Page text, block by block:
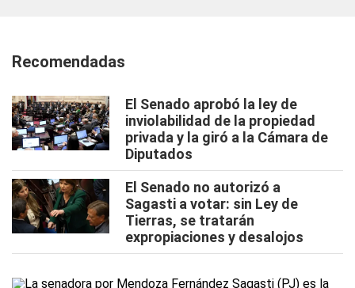
Recomendadas
El Senado aprobó la ley de
inviolabilidad de la propiedad
privada y la giró a la Cámara de
Diputados
El Senado no autorizó a
Sagasti a votar: sin Ley de
Tierras, se tratarán
expropiaciones y desalojos